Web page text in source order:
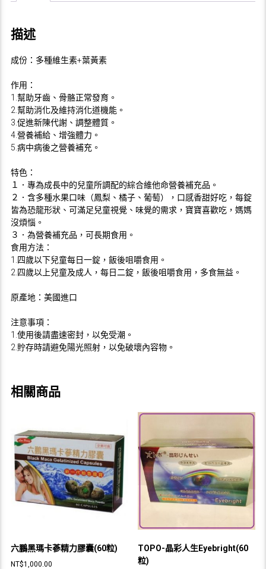
嚼
(60
數
量
描述
成份：多種維生素+葉黃素
作用：
1.幫助牙齒、骨骼正常發育。
2.幫助消化及維持消化道機能。
3.促進新陳代謝、調整體質。
4.營養補給、增強體力。
5.病中病後之營養補充。
特色：
１．專為成長中的兒童所調配的綜合維他命營養補充品。
２．含多種水果口味（鳳梨、橘子、葡萄），口感香甜好吃，每錠
皆為恐龍形狀、可滿足兒童視覺、味覺的需求，寶寶喜歡吃，媽媽
沒煩惱。
３．為營養補充品，可長期食用。
食用方法：
1.四歲以下兒童每日一錠，飯後咀嚼食用。
2.四歲以上兒童及成人，每日二錠，飯後咀嚼食用，多食無益。
原產地：美國進口
注意事項：
1.使用後請盡速密封，以免受潮。
2.貯存時請避免陽光照射，以免破壞內容物。
相關商品
六鵬黑瑪卡蔘精力膠囊(60粒)
NT$1,000.00
TOPO-晶彩人生Eyebright(60
粒)